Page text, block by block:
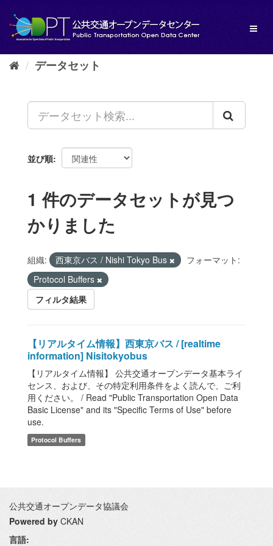
し
データセット
並び順
1 件のデータセットが見つ
かりました
組織: 西東京バス / Nishi Tokyo Bus
フォーマット:
Protocol Buffers
フィルタ結果
【リアルタイム情報】西東京バス / [realtime
information] Nisitokyobus
【リアルタイム情報】 公共交通オープンデータ基本ライ
センス、および、その特定利用条件をよく読んで、ご利
用ください。 / Read "Public Transportation Open Data
Basic License" and its "Specific Terms of Use" before
use.
Protocol Buffers
公共交通オープンデータ協議会
Powered by CKAN
言語